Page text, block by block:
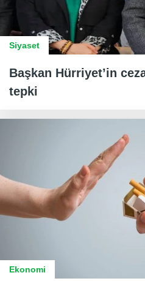
Siyaset
Başkan Hürriyet’in
tepki
Ekonomi